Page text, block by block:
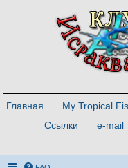
Главная My Tropical
Ссылки
e-mail